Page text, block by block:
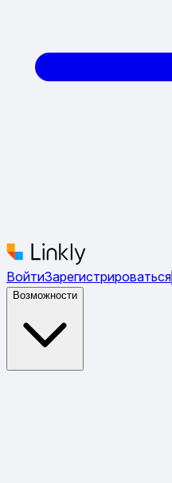
ВойтиЗарегистрироваться
Возможности